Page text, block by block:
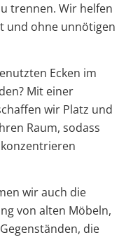
trennen. Wir helfen
und ohne unnötigen
Ecken im
Mit einer
wir Platz und
Raum, sodass
wir auch die
von alten Möbeln,
die